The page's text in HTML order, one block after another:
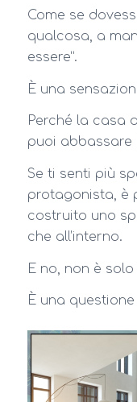
Come se
qualcosa, a
essere”.
È una
Perché la casa
puoi abbassare
Se ti senti più
protagonista, è
costruito uno
che all’interno.
E no, non è
È una